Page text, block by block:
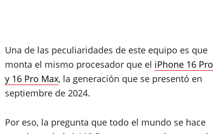
Una de las peculiaridades de este equipo es que
monta el mismo procesador que el iPhone 16 Pro
y 16 Pro Max, la generación que se presentó en
septiembre de 2024.
Por eso, la pregunta que todo el mundo se hace